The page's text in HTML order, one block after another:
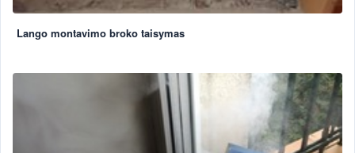
Lango montavimo broko taisymas